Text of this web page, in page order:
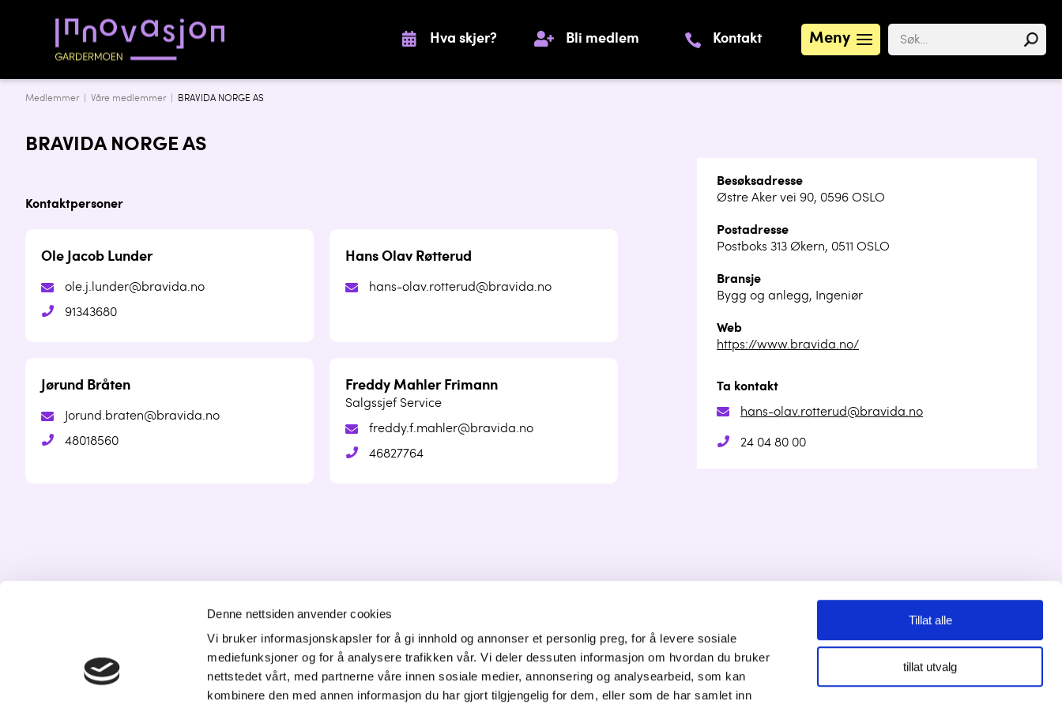
Denne nettsiden anvender cookies
Vi bruker informasjonskapsler for å gi innhold og annonser et personlig preg, for å levere sosiale
mediefunksjoner og for å analysere trafikken vår. Vi deler dessuten informasjon om hvordan du bruker
nettstedet vårt, med partnerne våre innen sosiale medier, annonsering og analysearbeid, som kan
kombinere den med annen informasjon du har gjort tilgjengelig for dem, eller som de har samlet inn
Tillat alle
tillat utvalg
Meny
Hva skjer? Bli medlem Kontakt
Medlemmer | Våre medlemmer| BRAVIDA NORGE AS
BRAVIDA NORGE AS
Kontaktpersoner
Ole Jacob Lunder
ole.j.lunder@bravida.no
91343680
Hans Olav Røtterud
hans-olav.rotterud@bravida.no
Jørund Bråten
Jorund.braten@bravida.no
48018560
Freddy Mahler Frimann
Salgssjef Service
freddy.f.mahler@bravida.no
46827764
Besøksadresse
Østre Aker vei 90, 0596 OSLO
Postadresse
Postboks 313 Økern, 0511 OSLO
Bransje
Bygg og anlegg, Ingeniør
Web
https://www.bravida.no/
Ta kontakt
hans-olav.rotterud@bravida.no
24 04 80 00
KONTAKT OSS
2050 Jessheim
Personvernserklæring
Cookies informasjon